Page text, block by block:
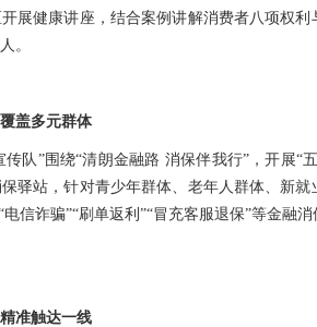
展健康讲座，结合案例讲解消费者八项权
。
覆盖多元群体
传队”围绕“清朗金融路 消保伴我行”，开展“
驿站，针对青少年群体、老年人群体、新
电信诈骗”“刷单返利”“冒充客服退保”等金融
精准触达一线